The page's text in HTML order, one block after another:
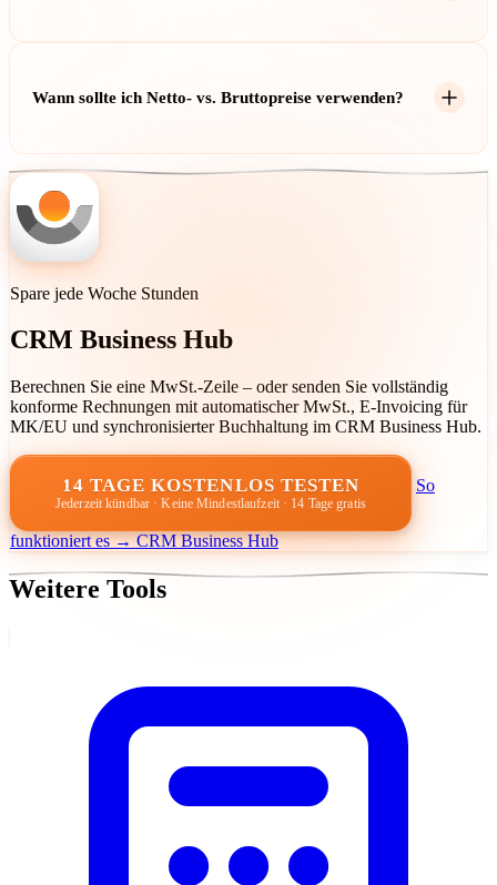
(100 + MwSt-Satz)). Zum Beispiel, bei 19% MwSt auf 119€ brutto:
MwSt = 119 × (19/119) = 19€.
Wann sollte ich Netto- vs. Bruttopreise verwenden?
B2B-Transaktionen verwenden typischerweise Nettopreise (ohne
MwSt), während B2C oft Bruttopreise zeigt (inkl. MwSt). Klären
Sie immer, was Sie in Angeboten und Rechnungen verwenden.
Spare jede Woche Stunden
CRM Business Hub
Berechnen Sie eine MwSt.-Zeile – oder senden Sie vollständig
konforme Rechnungen mit automatischer MwSt., E-Invoicing für
MK/EU und synchronisierter Buchhaltung im CRM Business Hub.
14 TAGE KOSTENLOS TESTEN
Jederzeit kündbar · Keine Mindestlaufzeit · 14 Tage gratis
So
funktioniert es → CRM Business Hub
Weitere Tools